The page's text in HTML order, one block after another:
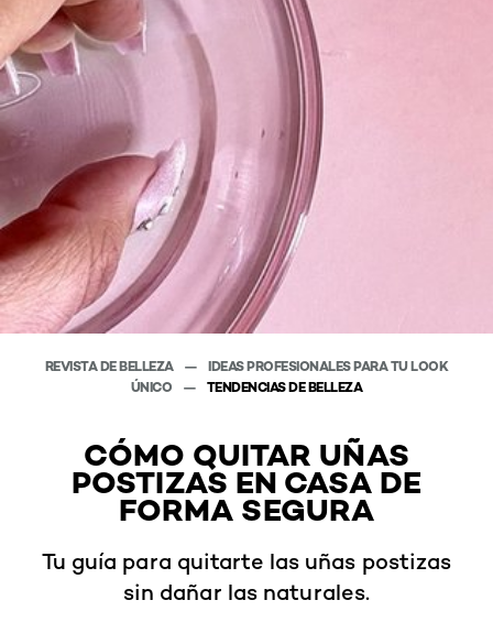
REVISTA DE BELLEZA
IDEAS PROFESIONALES PARA TU LOOK
ÚNICO
TENDENCIAS DE BELLEZA
CÓMO QUITAR UÑAS
POSTIZAS EN CASA DE
FORMA SEGURA
Tu guía para quitarte las uñas postizas
sin dañar las naturales.